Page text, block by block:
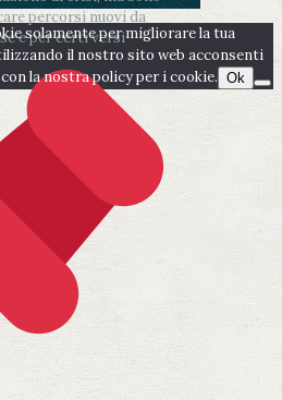
percorsi nuovi da
e per certi versi
solamente per migliorare la tua
il nostro sito web acconsenti
la nostra policy per i cookie. Ok